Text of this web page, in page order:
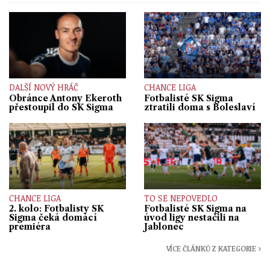
DALŠÍ NOVÝ HRÁČ
Obránce Antony Ekeroth
přestoupil do SK Sigma
CHANCE LIGA
Fotbalisté SK Sigma
ztratili doma s Boleslaví
CHANCE LIGA
2. kolo: Fotbalisty SK
Sigma čeká domácí
premiéra
TO SE NEPOVEDLO
Fotbalisté SK Sigma na
úvod ligy nestačili na
Jablonec
VÍCE ČLÁNKŮ Z KATEGORIE ›